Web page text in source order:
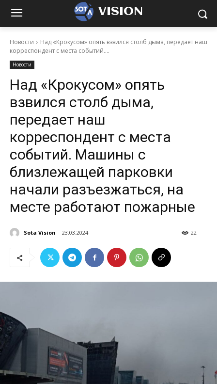
VISION
Новости
Над «Крокусом» опять взвился столб дыма, передает наш
корреспондент с места событий....
Новости
Над «Крокусом» опять
взвился столб дыма,
передает наш
корреспондент с места
событий. Машины с
близлежащей парковки
начали разъезжаться, на
месте работают пожарные
Sota Vision 23.03.2024 22